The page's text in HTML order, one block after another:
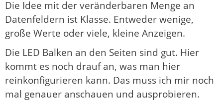
Die Idee mit der veränderbaren Menge an
Datenfeldern ist Klasse. Entweder wenige,
große Werte oder viele, kleine Anzeigen.
Die LED Balken an den Seiten sind gut. Hier
kommt es noch drauf an, was man hier
reinkonfigurieren kann. Das muss ich mir noch
mal genauer anschauen und ausprobieren.